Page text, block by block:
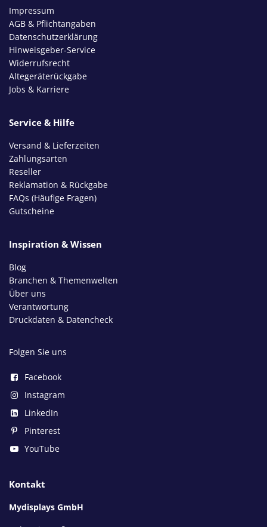
Impressum
AGB & Pflichtangaben
Datenschutzerklärung
Hinweisgeber-Service
Widerrufsrecht
Altegeräterückgabe
Jobs & Karriere
Service & Hilfe
Versand & Lieferzeiten
Zahlungsarten
Reseller
Reklamation & Rückgabe
FAQs (Häufige Fragen)
Gutscheine
Inspiration & Wissen
Blog
Branchen & Themenwelten
Über uns
Verantwortung
Druckdaten & Datencheck
Folgen Sie uns
Facebook
Instagram
LinkedIn
Pinterest
YouTube
Kontakt
Mydisplays GmbH